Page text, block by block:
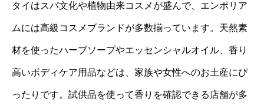
タイはスパ文化や植物由来コスメが盛んで、エンポリア
ムには高級コスメブランドが多数揃っています。天然素
材を使ったハーブソープやエッセンシャルオイル、香り
高いボディケア用品などは、家族や女性へのお土産にぴ
ったりです。試供品を使って香りを確認できる店舗が多